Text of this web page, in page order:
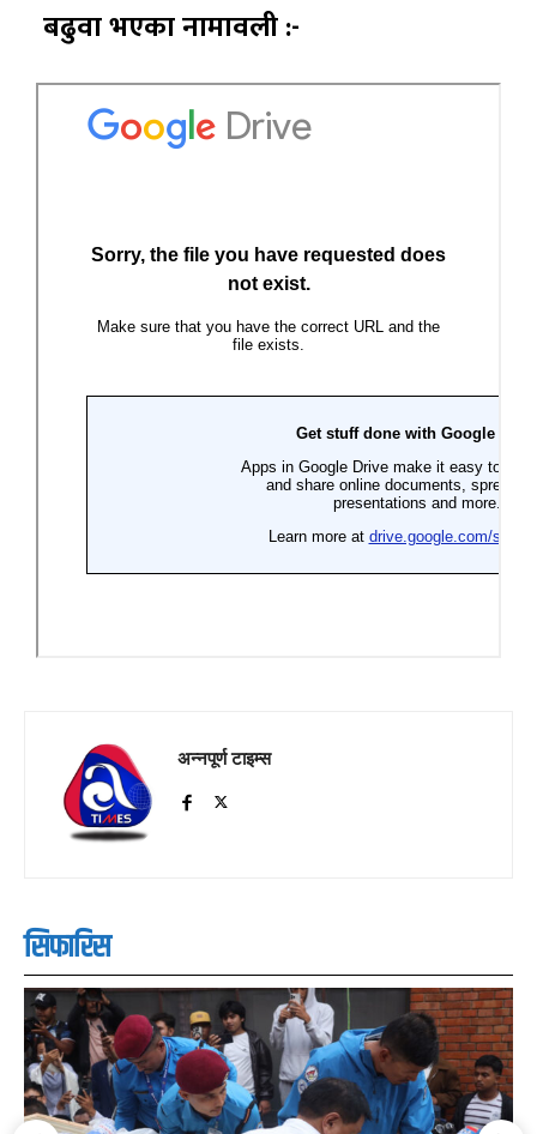
बढुवा भएका नामावली :-
अन्नपूर्ण टाइम्स
सिफारिस